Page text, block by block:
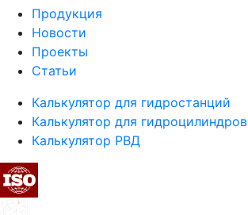
Продукция
Новости
Проекты
Статьи
Калькулятор для гидростанций
Калькулятор для гидроцилиндров
Калькулятор РВД